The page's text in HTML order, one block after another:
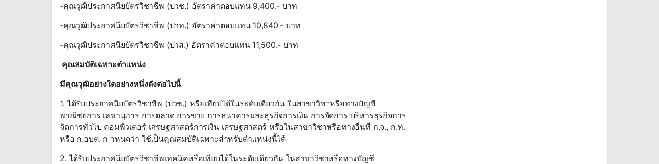
-คุณวุฒิประกาศนียบัตรวิชาชีพ (ปวช.) อัตราค่าตอบแทน 9,400.- บาท
-คุณวุฒิประกาศนียบัตรวิชาชีพ (ปวท.) อัตราค่าตอบแทน 10,840.- บาท
-คุณวุฒิประกาศนียบัตรวิชาชีพ (ปวส.) อัตราค่าตอบแทน 11,500.- บาท
คุณสมบัติเฉพาะตําแหน่ง
มีคุณวุฒิอย่างใดอย่างหนึ่งดังต่อไปนี้
1. ได้รับประกาศนียบัตรวิชาชีพ (ปวช.) หรือเทียบได้ในระดับเดียวกัน ในสาขาวิชาหรือทางบัญชี
พาณิชยการ เลขานุการ การตลาด การขาย การธนาคารและธุรกิจการเงิน การจัดการ บริหารธุรกิจการ
จัดการทั่วไป คอมพิวเตอร์ เศรษฐศาสตร์การเงิน เศรษฐศาสตร์ หรือในสาขาวิชาหรือทางอื่นที่ ก.จ., ก.ท.
หรือ ก.อบต. ก าหนดว่า ใช้เป็นคุณสมบัติเฉพาะสําหรับตําแหน่งนี้ได้
2. ได้รับประกาศนียบัตรวิชาชีพเทคนิคหรือเทียบได้ในระดับเดียวกัน ในสาขาวิชาหรือทางบัญชี